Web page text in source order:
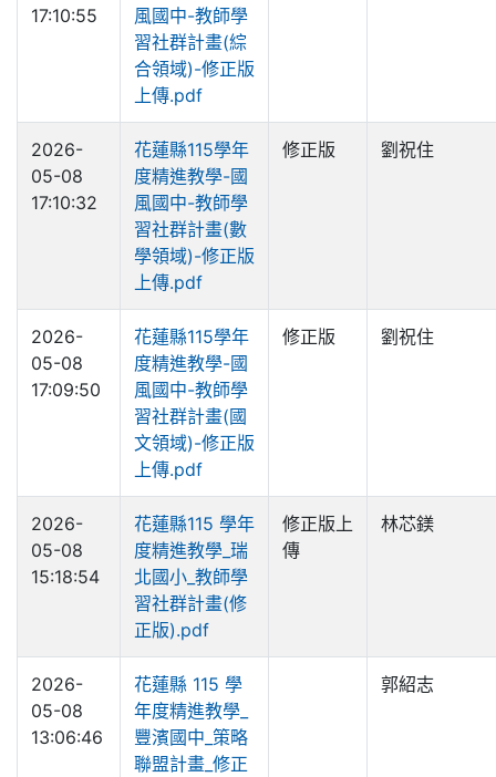
17:10:55
風國中-教師學
習社群計畫(綜
合領域)-修正版
上傳.pdf
2026-
05-08
17:10:32
花蓮縣115學年
度精進教學-國
風國中-教師學
習社群計畫(數
學領域)-修正版
上傳.pdf
修正版 劉祝住
2026-
05-08
17:09:50
花蓮縣115學年
度精進教學-國
風國中-教師學
習社群計畫(國
文領域)-修正版
上傳.pdf
修正版 劉祝住
2026-
05-08
15:18:54
花蓮縣115 學年
度精進教學_瑞
北國小_教師學
習社群計畫(修
正版).pdf
修正版上
傳
林芯鎂
2026-
05-08
13:06:46
花蓮縣 115 學
年度精進教學_
豐濱國中_策略
聯盟計畫_修正
郭紹志